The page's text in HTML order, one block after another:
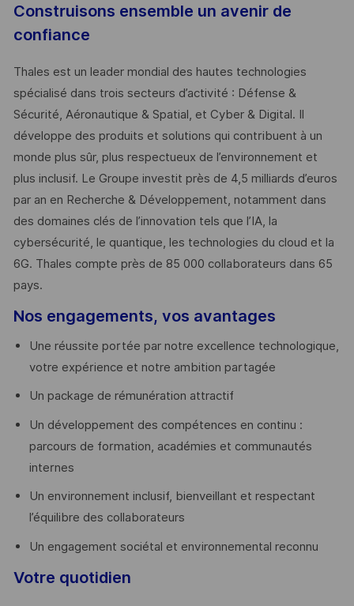
Construisons ensemble un avenir de
confiance
Thales est un leader mondial des hautes technologies
spécialisé dans trois secteurs d’activité : Défense &
Sécurité, Aéronautique & Spatial, et Cyber & Digital. Il
développe des produits et solutions qui contribuent à un
monde plus sûr, plus respectueux de l’environnement et
plus inclusif. Le Groupe investit près de 4,5 milliards d’euros
par an en Recherche & Développement, notamment dans
des domaines clés de l’innovation tels que l’IA, la
cybersécurité, le quantique, les technologies du cloud et la
6G. Thales compte près de 85 000 collaborateurs dans 65
pays. ​
Nos engagements, vos avantages
Une réussite portée par notre excellence technologique,
votre expérience et notre ambition partagée
Un package de rémunération attractif
Un développement des compétences en continu :
parcours de formation, académies et communautés
internes
Un environnement inclusif, bienveillant et respectant
l’équilibre des collaborateurs
Un engagement sociétal et environnemental reconnu
Votre quotidien